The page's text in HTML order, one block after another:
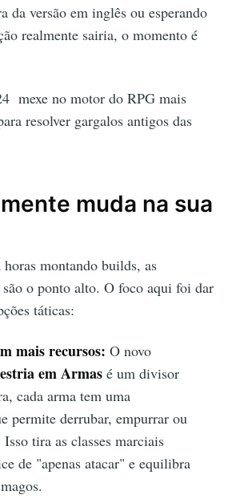
da versão em inglês ou esperando
realmente sairia, o momento é
mexe no motor do RPG mais
resolver gargalos antigos das
muda na sua
horas montando builds, as
são o ponto alto. O foco aqui foi dar
táticas:
mais recursos: O novo
em Armas é um divisor
cada arma tem uma
permite derrubar, empurrar ou
tira as classes marciais
de "apenas atacar" e equilibra